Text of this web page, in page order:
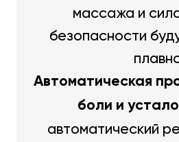
массажа и
безопасности
Автоматическая
боли и
автоматический